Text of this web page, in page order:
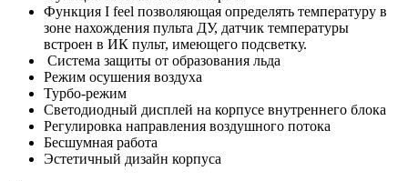
Функция I feel позволяющая определять температуру в
зоне нахождения пульта ДУ, датчик температуры
встроен в ИК пульт, имеющего подсветку.
Система защиты от образования льда
Режим осушения воздуха
Турбо-режим
Светодиодный дисплей на корпусе внутреннего блока
Регулировка направления воздушного потока
Бесшумная работа
Эстетичный дизайн корпуса